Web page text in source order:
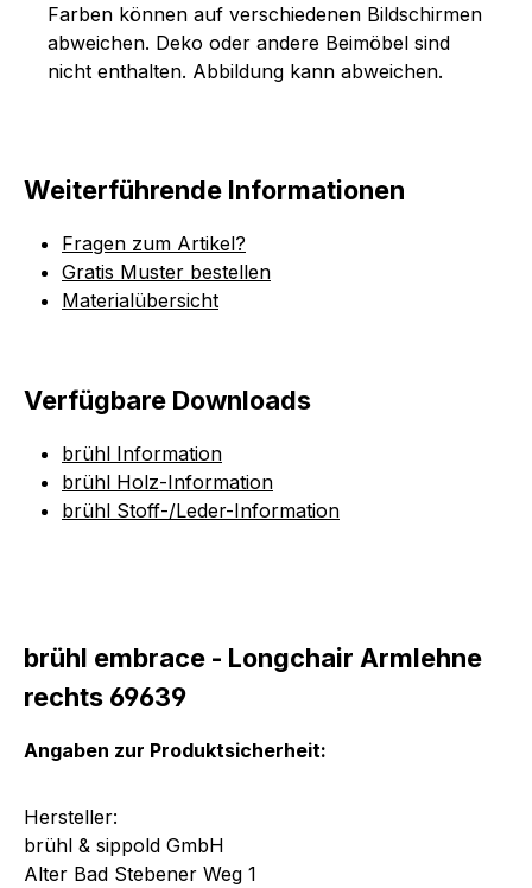
Farben können auf verschiedenen Bildschirmen
abweichen. Deko oder andere Beimöbel sind
nicht enthalten. Abbildung kann abweichen.
Weiterführende Informationen
Fragen zum Artikel?
Gratis Muster bestellen
Materialübersicht
Verfügbare Downloads
brühl Information
brühl Holz-Information
brühl Stoff-/Leder-Information
brühl embrace - Longchair Armlehne
rechts 69639
Angaben zur Produktsicherheit:
Hersteller:
brühl & sippold GmbH
Alter Bad Stebener Weg 1